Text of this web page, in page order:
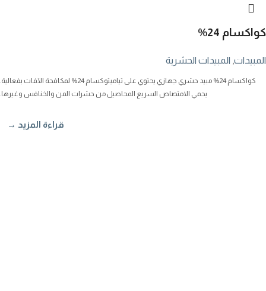
كواكسام 24%
المبيدات المبيدات الحشرية
كواكسام 24% مبيد حشري جهازي يحتوي على ثياميثوكسام 24% لمكافحة الآفات بفعالية.
يحمي الامتصاص السريع المحاصيل من حشرات المن والخنافس وغيرها.
قراءة المزيد →